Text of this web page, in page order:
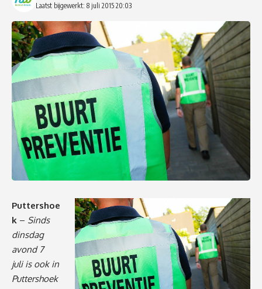
Laatst bijgewerkt: 8 juli 2015 20:03
Puttershoe
k – Sinds
dinsdag
avond 7
juli is ook in
Puttershoek